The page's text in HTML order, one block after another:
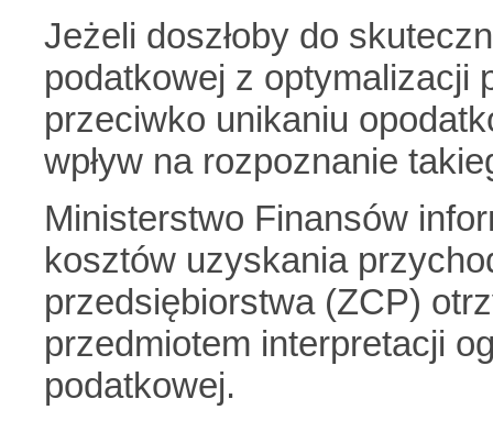
Jeżeli doszłoby do
podatkowej z optymalizacji
przeciwko unikaniu
wpływ na rozpoznanie
Ministerstwo Finansów
kosztów uzyskania
przedsiębiorstwa (ZCP)
przedmiotem interpretacji
podatkowej.